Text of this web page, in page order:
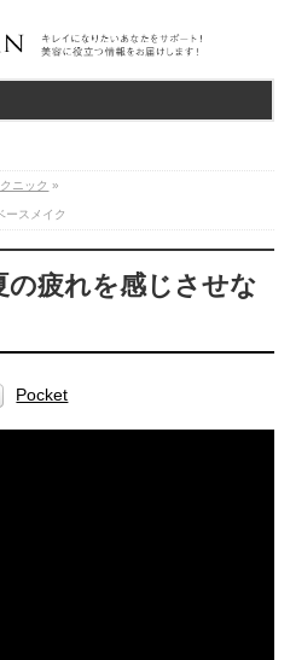
ニック »
ースメイク
の疲れを感じさせな
Pocket